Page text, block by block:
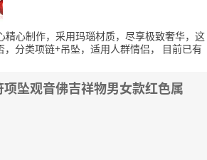
心制作，采用玛瑙材质，尽享极致奢华，这
分类项链+吊坠，适用人群情侣，
目前已有
坠观音佛吉祥物男女款红色属